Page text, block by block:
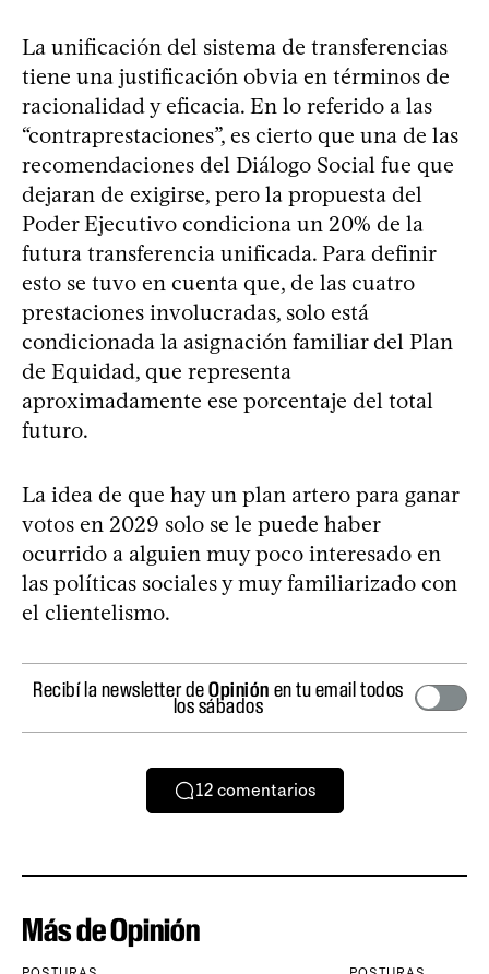
La unificación del sistema de transferencias
tiene una justificación obvia en términos de
racionalidad y eficacia. En lo referido a las
“contraprestaciones”, es cierto que una de las
recomendaciones del Diálogo Social fue que
dejaran de exigirse, pero la propuesta del
Poder Ejecutivo condiciona un 20% de la
futura transferencia unificada. Para definir
esto se tuvo en cuenta que, de las cuatro
prestaciones involucradas, solo está
condicionada la asignación familiar del Plan
de Equidad, que representa
aproximadamente ese porcentaje del total
futuro.
La idea de que hay un plan artero para ganar
votos en 2029 solo se le puede haber
ocurrido a alguien muy poco interesado en
las políticas sociales y muy familiarizado con
el clientelismo.
Recibí la newsletter deOpinión en tu email todos
los sábados
12 comentarios
Más de Opinión